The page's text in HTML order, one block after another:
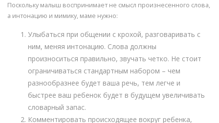
Поскольку малыш воспринимает не смысл произнесенного слова,
а интонацию и мимику, маме нужно:
Улыбаться при общении с крохой, разговаривать с
ним, меняя интонацию. Слова должны
произноситься правильно, звучать четко. Не стоит
ограничиваться стандартным набором – чем
разнообразнее будет ваша речь, тем легче и
быстрее ваш ребенок будет в будущем увеличивать
словарный запас.
Комментировать происходящее вокруг ребенка,